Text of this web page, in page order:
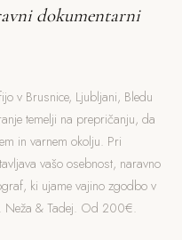
dokumentarni
v Brusnice, Ljubljani, Bledu
temelji na prepričanju, da
in varnem okolju. Pri
vašo osebnost, naravno
ki ujame vajino zgodbo v
Neža & Tadej. Od 200€.